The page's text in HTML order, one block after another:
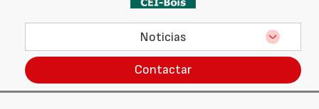
Noticias
Contactar